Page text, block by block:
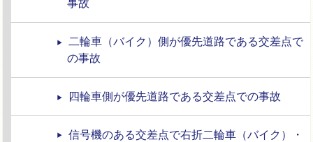
事故
二輪車（バイク）側が優先道路である交差点で
の事故
四輪車側が優先道路である交差点での事故
信号機のある交差点で右折二輪車（バイク）・